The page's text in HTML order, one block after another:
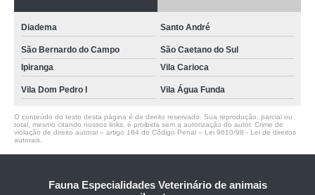
Diadema Santo André
São Bernardo do Campo
São Caetano do Sul
Ipiranga
Vila Carioca
Vila Dom Pedro I Vila Água Funda
O conteúdo do texto desta página é de direito reservado. Sua reprodução, parcial ou
total, mesmo citando nossos links, é proibida sem a autorização do autor. Crime de
violação de direito autoral – artigo 184 do Código Penal – Lei 9610/98 - Lei de direitos
autorais
Fauna Especialidades Veterinário de animais